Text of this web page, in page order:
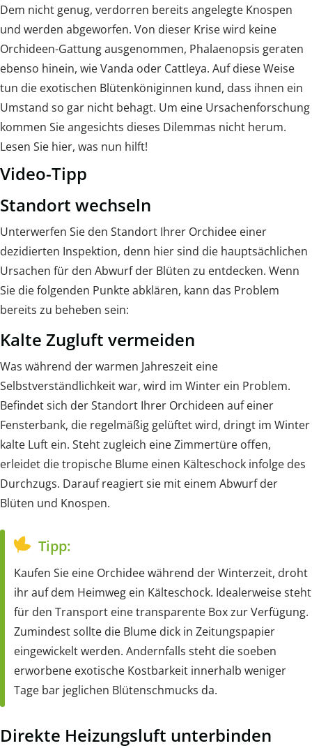
Dem nicht genug, verdorren bereits angelegte Knospen
und werden abgeworfen. Von dieser Krise wird keine
Orchideen-Gattung ausgenommen, Phalaenopsis geraten
ebenso hinein, wie Vanda oder Cattleya. Auf diese Weise
tun die exotischen Blütenköniginnen kund, dass ihnen ein
Umstand so gar nicht behagt. Um eine Ursachenforschung
kommen Sie angesichts dieses Dilemmas nicht herum.
Lesen Sie hier, was nun hilft!
Video-Tipp
Standort wechseln
Unterwerfen Sie den Standort Ihrer Orchidee einer
dezidierten Inspektion, denn hier sind die hauptsächlichen
Ursachen für den Abwurf der Blüten zu entdecken. Wenn
Sie die folgenden Punkte abklären, kann das Problem
bereits zu beheben sein:
Kalte Zugluft vermeiden
Was während der warmen Jahreszeit eine
Selbstverständlichkeit war, wird im Winter ein Problem.
Befindet sich der Standort Ihrer Orchideen auf einer
Fensterbank, die regelmäßig gelüftet wird, dringt im Winter
kalte Luft ein. Steht zugleich eine Zimmertüre offen,
erleidet die tropische Blume einen Kälteschock infolge des
Durchzugs. Darauf reagiert sie mit einem Abwurf der
Blüten und Knospen.
Tipp:
Kaufen Sie eine Orchidee während der Winterzeit, droht
ihr auf dem Heimweg ein Kälteschock. Idealerweise steht
für den Transport eine transparente Box zur Verfügung.
Zumindest sollte die Blume dick in Zeitungspapier
eingewickelt werden. Andernfalls steht die soeben
erworbene exotische Kostbarkeit innerhalb weniger
Tage bar jeglichen Blütenschmucks da.
Direkte Heizungsluft unterbinden